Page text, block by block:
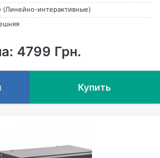
(Линейно-интерактивные)
4799 Грн.
Купить